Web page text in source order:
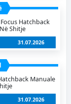
Hatchback
Shitje
31.07.2026
Manuale
31.07.2026